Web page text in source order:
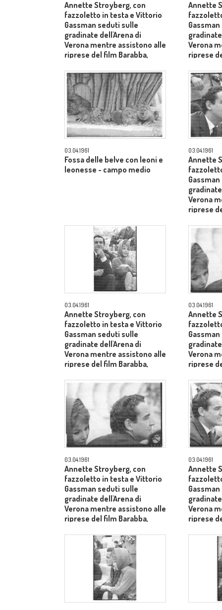
Annette Stroyberg, con
fazzoletto in testa e Vittorio
Gassman seduti sulle
gradinate dell'Arena di
Verona mentre assistono alle
riprese del film Barabba,
Laurentiis - primo piano
Annette
Verona
riprese
03.04.1961
Fossa delle belve con leoni e
leonesse - campo medio
03.04.1961
Annette
Verona
riprese
03.04.1961
Annette Stroyberg, con
fazzoletto in testa e Vittorio
Gassman seduti sulle
gradinate dell'Arena di
Verona mentre assistono alle
riprese del film Barabba,
Laurentiis - piano medio
03.04.1961
Annette
Verona
riprese
03.04.1961
Annette Stroyberg, con
fazzoletto in testa e Vittorio
Gassman seduti sulle
gradinate dell'Arena di
Verona mentre assistono alle
riprese del film Barabba,
Laurentiis - primo piano
03.04.1961
Annette
Verona
riprese